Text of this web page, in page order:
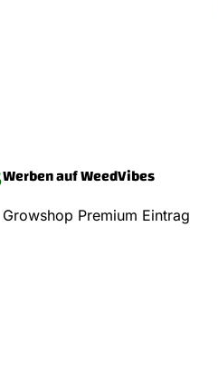
Werben auf WeedVibes
Growshop Premium Eintrag